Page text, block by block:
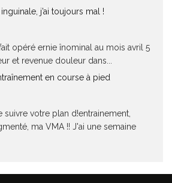
j’ai toujours mal !
opéré ernie înominal au mois avril 5
et revenue douleur dans...
en course à pied
suivre votre plan d!entrainement,
ma VMA !! J'ai une semaine